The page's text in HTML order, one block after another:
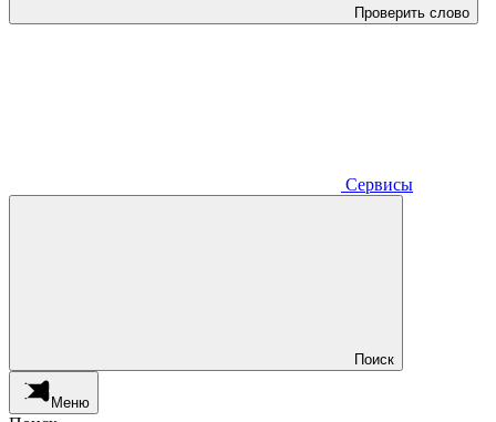
Проверить слово
Сервисы
Поиск
Меню